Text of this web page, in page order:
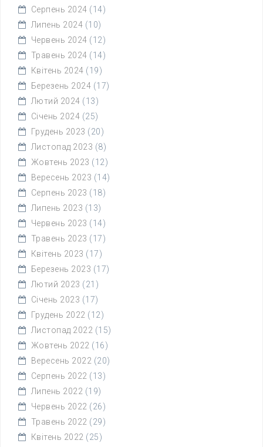
Серпень 2024 (14)
Липень 2024 (10)
Червень 2024 (12)
Травень 2024 (14)
Квітень 2024 (19)
Березень 2024 (17)
Лютий 2024 (13)
Січень 2024 (25)
Грудень 2023 (20)
Листопад 2023 (8)
Жовтень 2023 (12)
Вересень 2023 (14)
Серпень 2023 (18)
Липень 2023 (13)
Червень 2023 (14)
Травень 2023 (17)
Квітень 2023 (17)
Березень 2023 (17)
Лютий 2023 (21)
Січень 2023 (17)
Грудень 2022 (12)
Листопад 2022 (15)
Жовтень 2022 (16)
Вересень 2022 (20)
Серпень 2022 (13)
Липень 2022 (19)
Червень 2022 (26)
Травень 2022 (29)
Квітень 2022 (25)